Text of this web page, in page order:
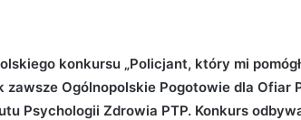
konkursu „Policjant, który mi
Ogólnopolskie Pogotowie dla Ofiar
Psychologii Zdrowia PTP. Konkurs